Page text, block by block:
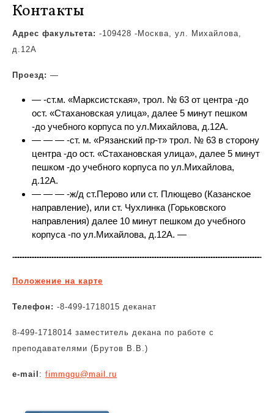
Контакты
Адрес факультета: -109428 -Москва, ул. Михайлова,
д.12А
Проезд: —
— -ст.м. «Марксистская», трол. № 63 от центра -до
ост. «Стахановская улица», далее 5 минут пешком
-до учебного корпуса по ул.Михайлова, д.12А.
— — — -ст. м. «Рязанский пр-т» трол. № 63 в сторону
центра -до ост. «Стахановская улица», далее 5 минут
пешком -до учебного корпуса по ул.Михайлова,
д.12А.
— — — -ж/д ст.Перово или ст. Плющево (Казанское
направление), или ст. Чухлинка (Горьковского
направления) далее 10 минут пешком до учебного
корпуса -по ул.Михайлова, д.12А. —
Положение на карте
Телефон: -8-499-1718015 деканат
8-499-1718014 заместитель декана по работе с
преподавателями (Брутов В.В.)
e-mail : fimmggu@mail.ru